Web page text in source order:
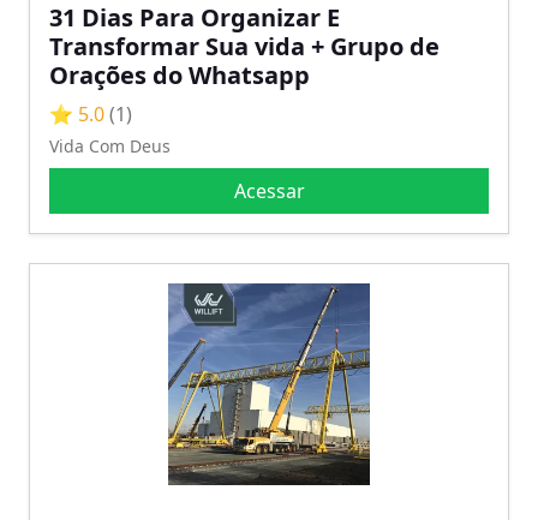
31 Dias Para Organizar E
Transformar Sua vida + Grupo de
Orações do Whatsapp
⭐ 5.0(1)
Vida Com Deus
Acessar